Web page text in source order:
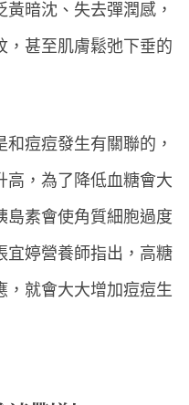
暗沈、失去彈潤感，
，甚至肌膚鬆弛下垂的
痘痘發生有關聯的，
高，為了降低血糖會大
島素會使角質細胞過度
宜婷營養師指出，高糖
，就會大大增加痘痘生